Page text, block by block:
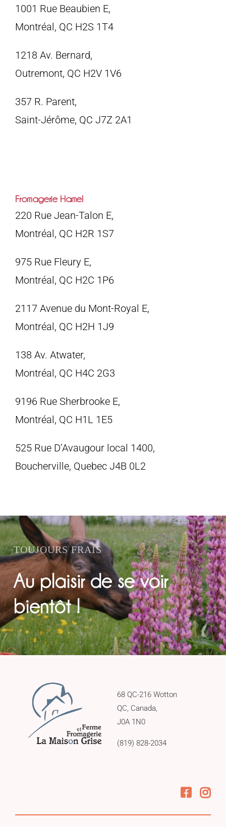
1001 Rue Beaubien E,
Montréal, QC H2S 1T4
1218 Av. Bernard,
Outremont, QC H2V 1V6
357 R. Parent,
Saint-Jérôme, QC J7Z 2A1
Fromagerie Hamel
220 Rue Jean-Talon E,
Montréal, QC H2R 1S7
975 Rue Fleury E,
Montréal, QC H2C 1P6
2117 Avenue du Mont-Royal E,
Montréal, QC H2H 1J9
138 Av. Atwater,
Montréal, QC H4C 2G3
9196 Rue Sherbrooke E,
Montréal, QC H1L 1E5
525 Rue D’Avaugour local 1400,
Boucherville, Quebec J4B 0L2
TOUJOURS FRAIS
Au plaisir de se voir
bientôt !
68 QC-216 Wotton
QC, Canada,
J0A 1N0
(819) 828-2034